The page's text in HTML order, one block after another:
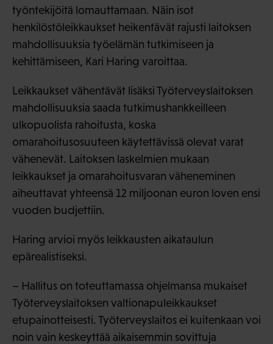
työntekijöitä lomauttamaan. Näin isot
henkilöstöleikkaukset heikentävät rajusti laitoksen
mahdollisuuksia työelämän tutkimiseen ja
kehittämiseen, Kari Haring varoittaa.
Leikkaukset vähentävät lisäksi Työterveyslaitoksen
mahdollisuuksia saada tutkimushankkeilleen
ulkopuolista rahoitusta, koska
omarahoitusosuuteen käytettävissä olevat varat
vähenevät. Laitoksen laskelmien mukaan
leikkaukset ja omarahoitusvaran väheneminen
aiheuttavat yhteensä 12 miljoonan euron loven ensi
vuoden budjettiin.
Haring arvioi myös leikkausten aikataulun
epärealistiseksi.
– Hallitus on toteuttamassa ohjelmansa mukaiset
Työterveyslaitoksen valtionapuleikkaukset
etupainotteisesti. Työterveyslaitos ei kuitenkaan voi
noin vain keskeyttää aikaisemmin sovittuja